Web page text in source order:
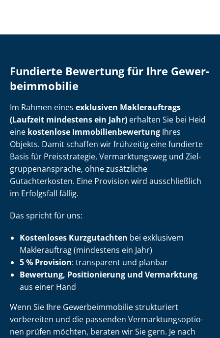
Fundierte Bewertung für Ihre Ge­wer­
be­im­mo­bi­lie
Im Rahmen eines exklusiven Maklerauftrags
(Laufzeit mindestens ein Jahr) erhalten Sie bei Heid
eine kostenlose Im­mo­bi­li­en­be­wer­tung Ihres
Objekts. Damit schaffen wir frühzeitig eine fundierte
Basis für Preisstrategie, Vermarktungsweg und Ziel­
grup­pen­an­spra­che, ohne zusätzliche
Gutachterkosten. Eine Provision wird ausschließlich
im Erfolgsfall fällig.
Das spricht für uns:
Kostenloses Kurzgutachten bei exklusivem
Maklerauftrag (mindestens ein Jahr)
5 % Provision: transparent und planbar
Bewertung, Positionierung und Vermarktung
aus einer Hand
Wenn Sie Ihre Ge­wer­be­im­mo­bi­lie strukturiert
vorbereiten und die passenden Ver­mark­tungs­op­tio­
nen prüfen möchten, beraten wir Sie gern. Je nach